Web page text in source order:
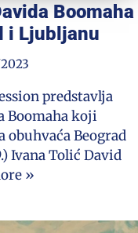
Boomaha
i Ljubljanu
predstavlja
Boomaha koji
Beograd
Ivana Tolić David
»